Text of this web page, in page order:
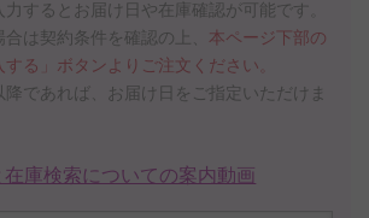
するとお届け日や在庫確認が可能です。
合は契約条件を確認の上、 本ページ下部の
する」ボタンよりご注文ください。
であれば、お届け日をご指定いただけま
在庫検索についての案内動画